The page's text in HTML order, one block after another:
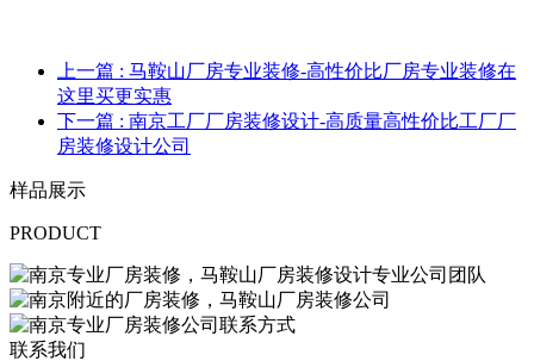
上一篇 : 马鞍山厂房专业装修-高性价比厂房专业装修在
这里买更实惠
下一篇 : 南京工厂厂房装修设计-高质量高性价比工厂厂
房装修设计公司
样品展示
PRODUCT
联系我们